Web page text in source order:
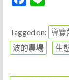
e
b
n
e
Tagged on: 導覽
波的農場
生